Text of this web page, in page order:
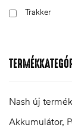
Trakker
Nash új
Akkumulátor,